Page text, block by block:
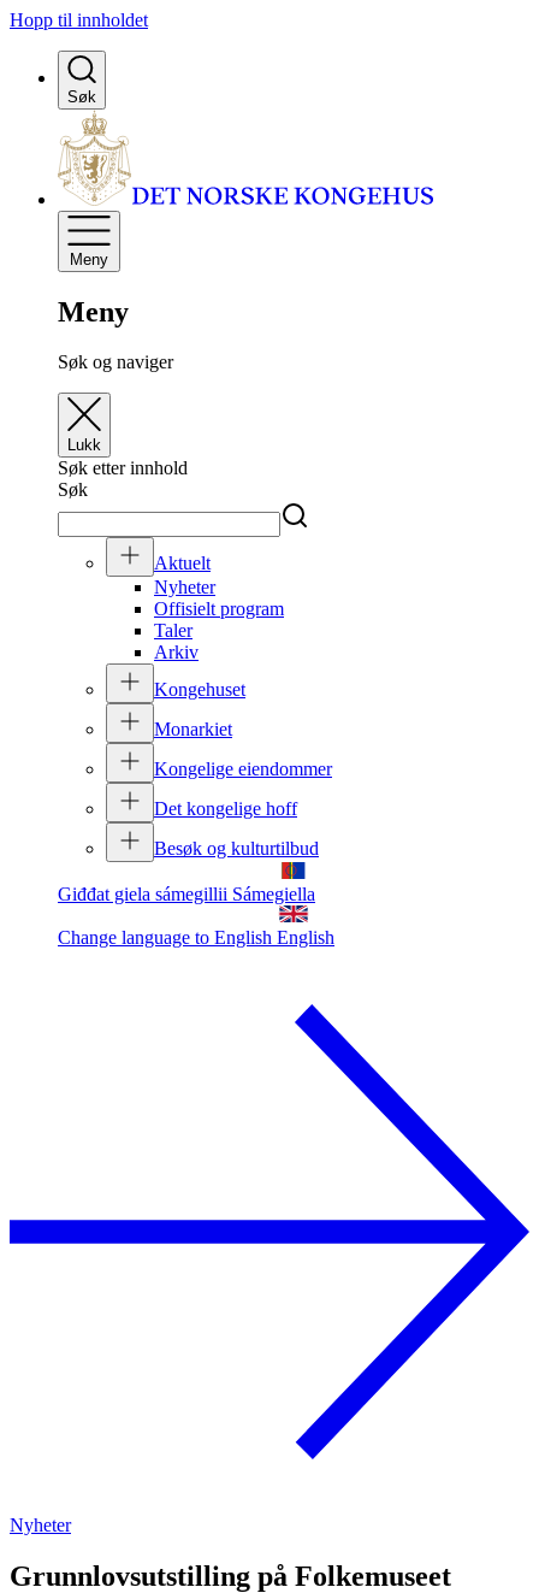
Hopp til innholdet
Søk
Meny
Meny
Søk og naviger
Lukk
Søk etter innhold
Søk
Aktuelt
Nyheter
Offisielt program
Taler
Arkiv
Kongehuset
Monarkiet
Kongelige eiendommer
Det kongelige hoff
Besøk og kulturtilbud
Giđđat giela sámegillii Sámegiella
Change language to English English
Nyheter
Grunnlovsutstilling på Folkemuseet